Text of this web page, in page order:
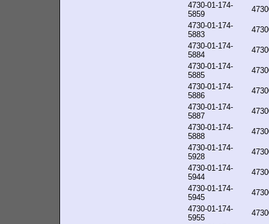
4730-01-174-
5859
4730-01-174-
5883
4730-01-174-
5884
4730-01-174-
5885
4730-01-174-
5886
4730-01-174-
5887
4730-01-174-
5888
4730-01-174-
5928
4730-01-174-
5944
4730-01-174-
5945
4730-01-174-
5955